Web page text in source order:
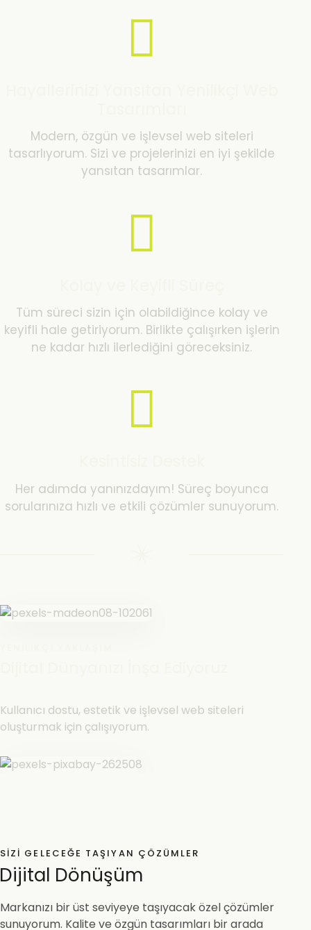
Modern, özgün ve işlevsel web siteleri
tasarlıyorum. Sizi ve projelerinizi en iyi şekilde
yansıtan tasarımlar.
Tüm süreci sizin için olabildiğince kolay ve
keyifli hale getiriyorum. Birlikte çalışırken işlerin
ne kadar hızlı ilerlediğini göreceksiniz.
Her adımda yanınızdayım! Süreç boyunca
sorularınıza hızlı ve etkili çözümler sunuyorum.
Kullanıcı dostu, estetik ve işlevsel web siteleri
oluşturmak için çalışıyorum.
SIZI GELECEĞE TAŞIYAN ÇÖZÜMLER
Dijital Dönüşüm
Markanızı bir üst seviyeye taşıyacak özel çözümler
sunuyorum. Kalite ve özgün tasarımları bir arada